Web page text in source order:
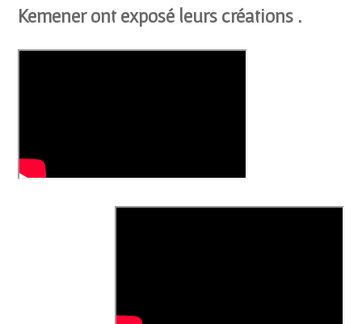
Kemener ont exposé leurs créations .